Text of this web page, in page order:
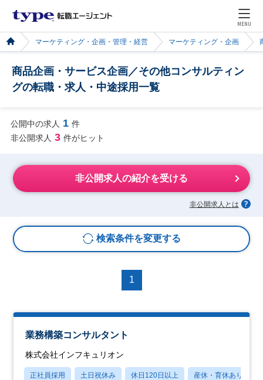
MENU
マーケティング・企画・管理・経営 マーケティング・企画
商品企画・サービス企画／その他コンサルティン
グの転職・求人・中途採用一覧
公開中の求人 1 件
非公開求人 3 件がヒット
非公開求人の紹介を受ける
非公開求人とは
検索条件を変更する
1
業務構築コンサルタント
株式会社インフキュリオン
正社員採用 土日祝休み 休日120日以上 産休・育休あり